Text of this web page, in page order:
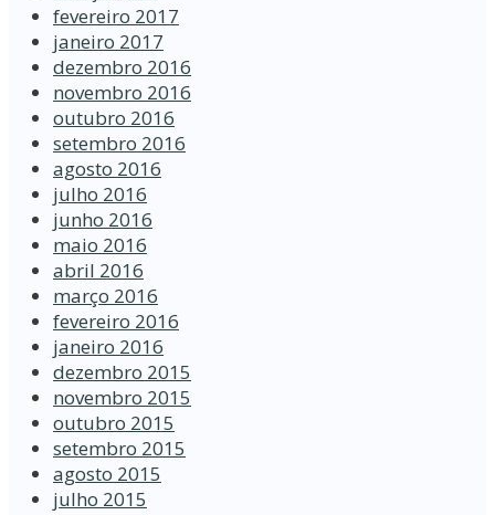
fevereiro 2017
janeiro 2017
dezembro 2016
novembro 2016
outubro 2016
setembro 2016
agosto 2016
julho 2016
junho 2016
maio 2016
abril 2016
março 2016
fevereiro 2016
janeiro 2016
dezembro 2015
novembro 2015
outubro 2015
setembro 2015
agosto 2015
julho 2015